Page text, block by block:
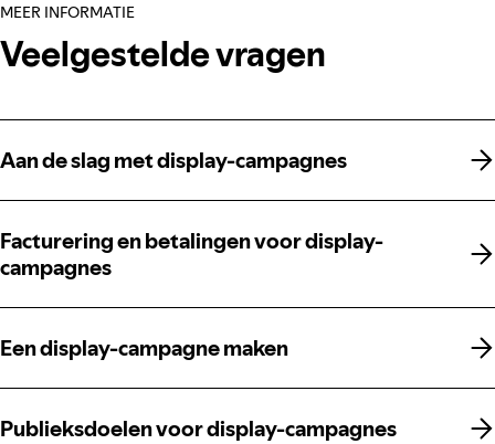
MEER INFORMATIE
Veelgestelde vragen
Aan de slag met display-campagnes
Aan de slag met display-campagnes
Facturering en betalingen voor display-
campagnes
Facturering en betalingen voor display-
campagnes
Een display-campagne maken
Een display-campagne maken
Publieksdoelen voor display-campagnes
Publieksdoelen voor display-campagnes